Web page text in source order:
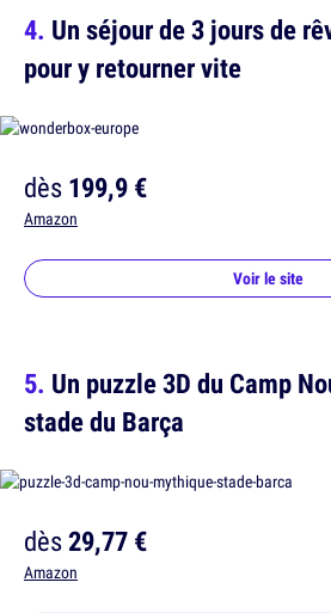
Un séjour de 3 jours de
pour y retourner vite
dès199,9 €
Amazon
Voir le site
Un puzzle 3D du Camp
stade du Barça
dès29,77 €
Amazon